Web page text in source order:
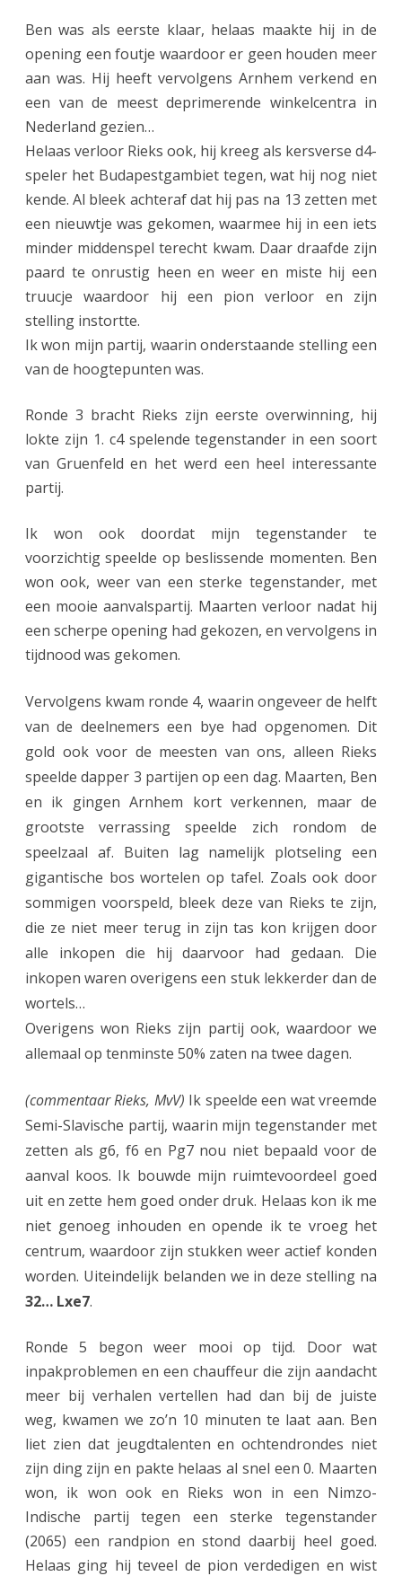
Ben was als eerste klaar, helaas maakte hij in de
opening een foutje waardoor er geen houden meer
aan was. Hij heeft vervolgens Arnhem verkend en
een van de meest deprimerende winkelcentra in
Nederland gezien…
Helaas verloor Rieks ook, hij kreeg als kersverse d4-
speler het Budapestgambiet tegen, wat hij nog niet
kende. Al bleek achteraf dat hij pas na 13 zetten met
een nieuwtje was gekomen, waarmee hij in een iets
minder middenspel terecht kwam. Daar draafde zijn
paard te onrustig heen en weer en miste hij een
truucje waardoor hij een pion verloor en zijn
stelling instortte.
Ik won mijn partij, waarin onderstaande stelling een
van de hoogtepunten was.
Ronde 3 bracht Rieks zijn eerste overwinning, hij
lokte zijn 1. c4 spelende tegenstander in een soort
van Gruenfeld en het werd een heel interessante
partij.
Ik won ook doordat mijn tegenstander te
voorzichtig speelde op beslissende momenten. Ben
won ook, weer van een sterke tegenstander, met
een mooie aanvalspartij. Maarten verloor nadat hij
een scherpe opening had gekozen, en vervolgens in
tijdnood was gekomen.
Vervolgens kwam ronde 4, waarin ongeveer de helft
van de deelnemers een bye had opgenomen. Dit
gold ook voor de meesten van ons, alleen Rieks
speelde dapper 3 partijen op een dag. Maarten, Ben
en ik gingen Arnhem kort verkennen, maar de
grootste verrassing speelde zich rondom de
speelzaal af. Buiten lag namelijk plotseling een
gigantische bos wortelen op tafel. Zoals ook door
sommigen voorspeld, bleek deze van Rieks te zijn,
die ze niet meer terug in zijn tas kon krijgen door
alle inkopen die hij daarvoor had gedaan. Die
inkopen waren overigens een stuk lekkerder dan de
wortels…
Overigens won Rieks zijn partij ook, waardoor we
allemaal op tenminste 50% zaten na twee dagen.
(commentaar Rieks, MvV) Ik speelde een wat vreemde
Semi-Slavische partij, waarin mijn tegenstander met
zetten als g6, f6 en Pg7 nou niet bepaald voor de
aanval koos. Ik bouwde mijn ruimtevoordeel goed
uit en zette hem goed onder druk. Helaas kon ik me
niet genoeg inhouden en opende ik te vroeg het
centrum, waardoor zijn stukken weer actief konden
worden. Uiteindelijk belanden we in deze stelling na
32… Lxe7.
Ronde 5 begon weer mooi op tijd. Door wat
inpakproblemen en een chauffeur die zijn aandacht
meer bij verhalen vertellen had dan bij de juiste
weg, kwamen we zo’n 10 minuten te laat aan. Ben
liet zien dat jeugdtalenten en ochtendrondes niet
zijn ding zijn en pakte helaas al snel een 0. Maarten
won, ik won ook en Rieks won in een Nimzo-
Indische partij tegen een sterke tegenstander
(2065) een randpion en stond daarbij heel goed.
Helaas ging hij teveel de pion verdedigen en wist